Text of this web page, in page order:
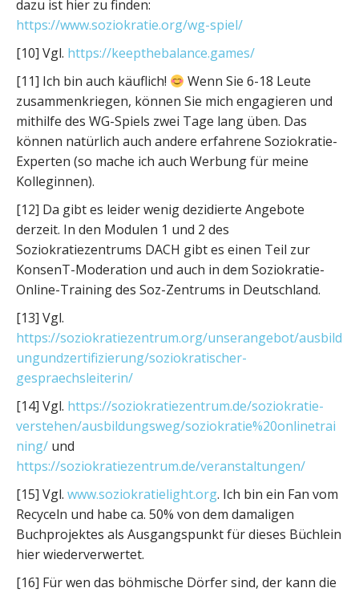
dazu ist hier zu finden:
https://www.soziokratie.org/wg-spiel/
[10] Vgl. https://keepthebalance.games/
[11] Ich bin auch käuflich!
Wenn Sie 6-18 Leute
zusammenkriegen, können Sie mich engagieren und
mithilfe des WG-Spiels zwei Tage lang üben. Das
können natürlich auch andere erfahrene Soziokratie-
Experten (so mache ich auch Werbung für meine
Kolleginnen).
[12] Da gibt es leider wenig dezidierte Angebote
derzeit. In den Modulen 1 und 2 des
Soziokratiezentrums DACH gibt es einen Teil zur
KonsenT-Moderation und auch in dem Soziokratie-
Online-Training des Soz-Zentrums in Deutschland.
[13] Vgl.
https://soziokratiezentrum.org/unserangebot/ausbild
ungundzertifizierung/soziokratischer-
gespraechsleiterin/
[14] Vgl. https://soziokratiezentrum.de/soziokratie-
verstehen/ausbildungsweg/soziokratie%20onlinetrai
ning/ und
https://soziokratiezentrum.de/veranstaltungen/
[15] Vgl. www.soziokratielight.org. Ich bin ein Fan vom
Recyceln und habe ca. 50% von dem damaligen
Buchprojektes als Ausgangspunkt für dieses Büchlein
hier wiederverwertet.
[16] Für wen das böhmische Dörfer sind, der kann die